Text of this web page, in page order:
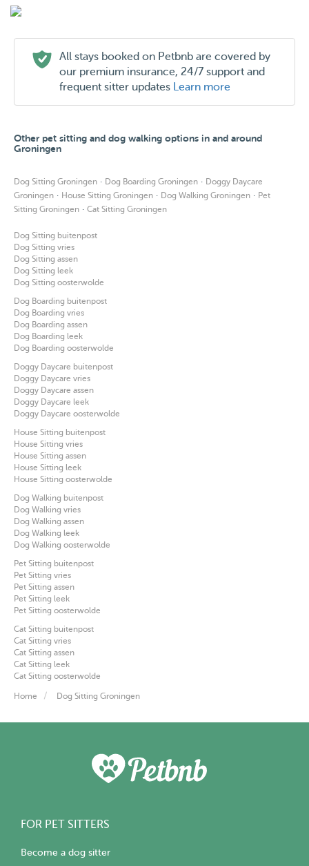
All stays booked on Petbnb are covered by
our premium insurance, 24/7 support and
frequent sitter updates Learn more
Other pet sitting and dog walking options in and around
Groningen
Dog Sitting Groningen · Dog Boarding Groningen · Doggy Daycare
Groningen · House Sitting Groningen · Dog Walking Groningen · Pet
Sitting Groningen · Cat Sitting Groningen
Dog Sitting buitenpost
Dog Sitting vries
Dog Sitting assen
Dog Sitting leek
Dog Sitting oosterwolde
Dog Boarding buitenpost
Dog Boarding vries
Dog Boarding assen
Dog Boarding leek
Dog Boarding oosterwolde
Doggy Daycare buitenpost
Doggy Daycare vries
Doggy Daycare assen
Doggy Daycare leek
Doggy Daycare oosterwolde
House Sitting buitenpost
House Sitting vries
House Sitting assen
House Sitting leek
House Sitting oosterwolde
Dog Walking buitenpost
Dog Walking vries
Dog Walking assen
Dog Walking leek
Dog Walking oosterwolde
Pet Sitting buitenpost
Pet Sitting vries
Pet Sitting assen
Pet Sitting leek
Pet Sitting oosterwolde
Cat Sitting buitenpost
Cat Sitting vries
Cat Sitting assen
Cat Sitting leek
Cat Sitting oosterwolde
Home Dog Sitting Groningen
FOR PET SITTERS
Become a dog sitter